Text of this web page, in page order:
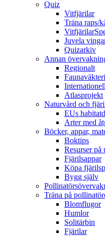
Quiz
Vitfjärilar
Träna raps/
Juvela
Quizarkiv
Annan
Regionalt
Faunaväkteri
Atlasprojekt
Naturvård och
EUs
Arter med
Böcker, appar,
Boktips
Resurser på
Fjärilsappar
Köpa
Bygg själv
Träna på
Blomflugor
Humlor
Solitärbin
Fjärilar